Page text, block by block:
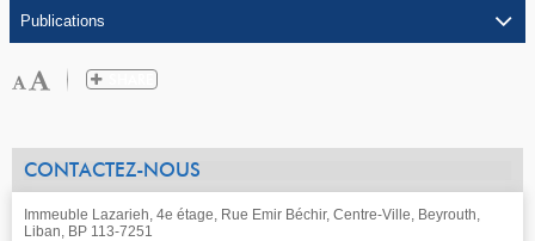
CONTACTEZ-NOUS
Immeuble Lazarieh, 4e étage, Rue Emir Béchir, Centre-Ville, Beyrouth,
Liban, BP 113-7251